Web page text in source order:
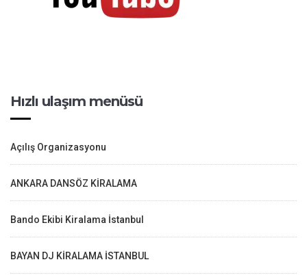
Hızlı ulaşım menüsü
Açılış Organizasyonu
ANKARA DANSÖZ KİRALAMA
Bando Ekibi Kiralama İstanbul
BAYAN DJ KİRALAMA İSTANBUL